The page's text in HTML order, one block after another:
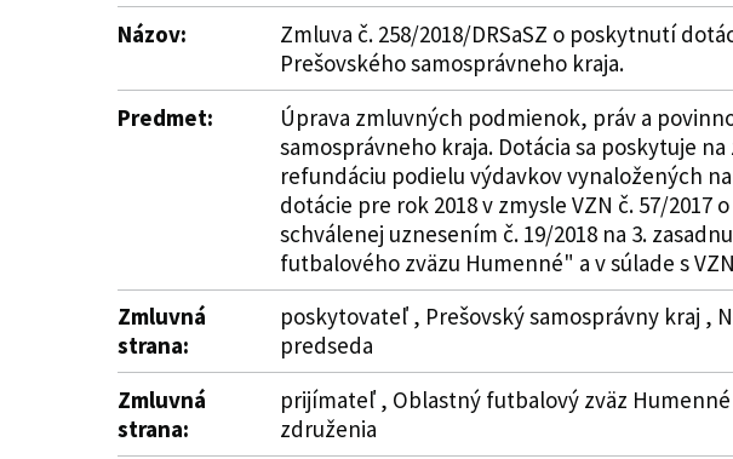
Názov:
Zmluva č. 258/2018/DRSaSZ o poskytnutí
Prešovského samosprávneho kraja.
Predmet:
Úprava zmluvných podmienok, práv a
samosprávneho kraja. Dotácia sa poskytuje
refundáciu podielu výdavkov vynaložených
dotácie pre rok 2018 v zmysle VZN č. 57/
schválenej uznesením č. 19/2018 na 3.
futbalového zväzu Humenné" a v súlade s
Zmluvná
strana:
poskytovateľ , Prešovský samosprávny kraj ,
predseda
Zmluvná
strana:
prijímateľ , Oblastný futbalový zväz
združenia